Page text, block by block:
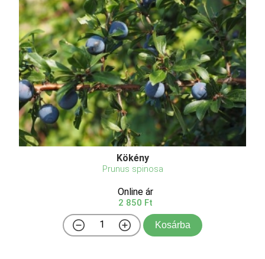
Kökény
Prunus spinosa
Online ár
2 850 Ft
Kosárba